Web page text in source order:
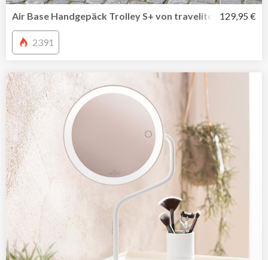
Air Base Handgepäck Trolley S+ von travelite mit129,95 €
2391